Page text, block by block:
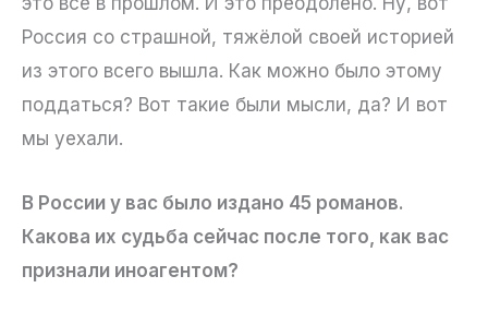
Россия со страшной, тяжёлой своей историей
из этого всего вышла. Как можно было этому
поддаться? Вот такие были мысли, да? И вот
мы уехали.
В России у вас было издано 45 романов.
Какова их судьба сейчас после того, как вас
признали иноагентом?